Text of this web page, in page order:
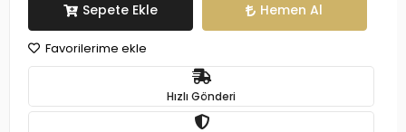
Sepete Ekle Hemen Al
Favorilerime ekle
Hızlı Gönderi